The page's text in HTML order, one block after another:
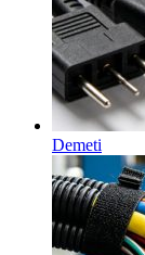
Demeti